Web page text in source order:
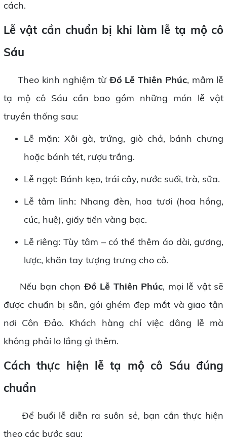
cách.
Lễ vật cần chuẩn bị khi làm lễ tạ mộ cô
Sáu
Theo kinh nghiệm từ Đồ Lễ Thiên Phúc, mâm lễ
tạ mộ cô Sáu cần bao gồm những món lễ vật
truyền thống sau:
Lễ mặn: Xôi gà, trứng, giò chả, bánh chưng
hoặc bánh tét, rượu trắng.
Lễ ngọt: Bánh kẹo, trái cây, nước suối, trà, sữa.
Lễ tâm linh: Nhang đèn, hoa tươi (hoa hồng,
cúc, huệ), giấy tiền vàng bạc.
Lễ riêng: Tùy tâm – có thể thêm áo dài, gương,
lược, khăn tay tượng trưng cho cô.
Nếu bạn chọn Đồ Lễ Thiên Phúc, mọi lễ vật sẽ
được chuẩn bị sẵn, gói ghém đẹp mắt và giao tận
nơi Côn Đảo. Khách hàng chỉ việc dâng lễ mà
không phải lo lắng gì thêm.
Cách thực hiện lễ tạ mộ cô Sáu đúng
chuẩn
Để buổi lễ diễn ra suôn sẻ, bạn cần thực hiện
theo các bước sau: